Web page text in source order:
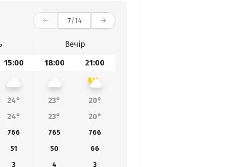
7/14
Вечір
15:00 18:00 21:00
24° 23°
20°
24° 23° 20°
766 765
766
51 50
66
3 4
3